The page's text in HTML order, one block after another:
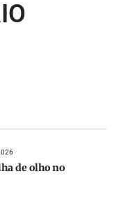
de olho no